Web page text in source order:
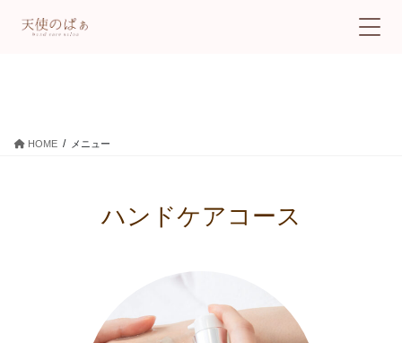
HOME メニュー
ハンドケアコース